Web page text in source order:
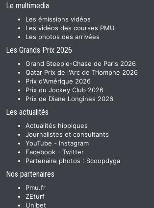
Le multimedia
Les émissions vidéos
Les vidéos des courses PMU
Les photos des arrivées
Les Grands Prix 2026
Grand Steeple-Chase de Paris 2026
Qatar Prix de l'Arc de Triomphe 2026
Prix d'Amérique 2026
Prix du Jockey Club 2026
Prix de Diane Longines 2026
Les actualités
Actualités hippiques
Journalistes et consultants
YouTube - Instagram
Facebook - Twitter
Partenaire photos : Scoopdyga
Nos partenaires
Pmu.fr
ZEturf
Unibet